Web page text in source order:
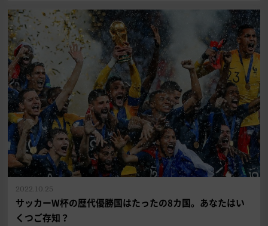
サッカーW杯の歴代優勝国はたったの8カ国。あなたはい
くつご存知？
2022.10.25